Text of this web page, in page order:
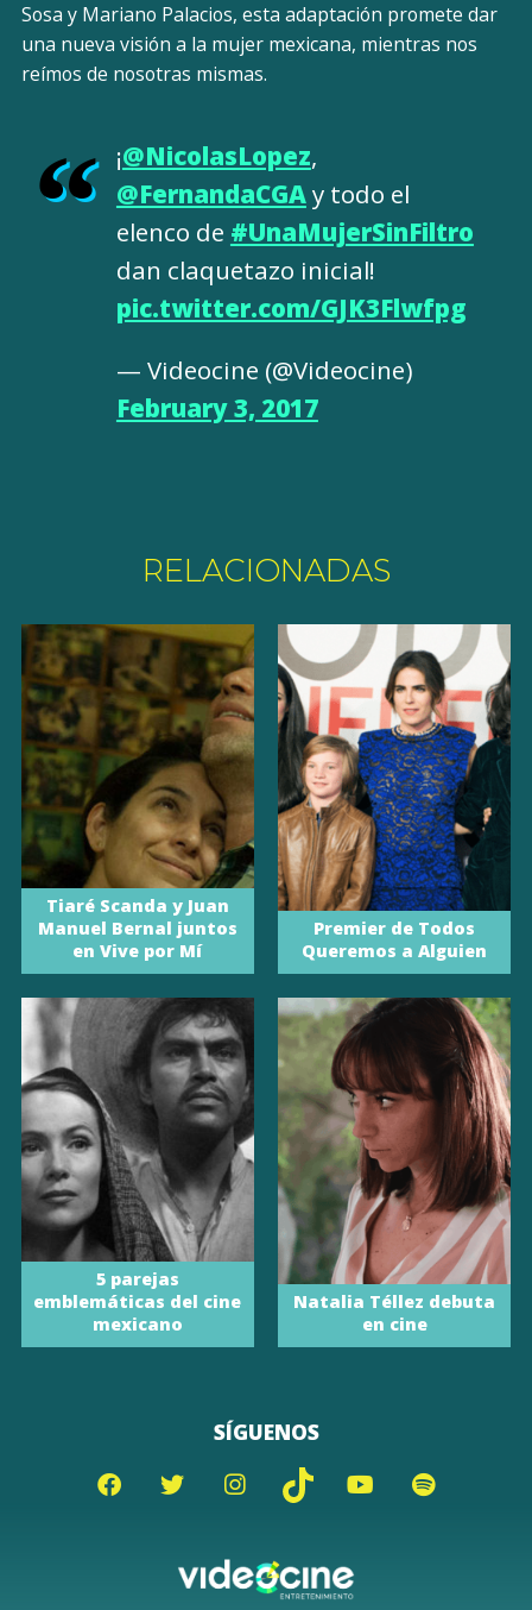
Sosa y Mariano Palacios, esta adaptación promete dar
una nueva visión a la mujer mexicana, mientras nos
reímos de nosotras mismas.
¡@NicolasLopez,
@FernandaCGAy todo el
elenco de #UnaMujerSinFiltro
dan claquetazo inicial!
pic.twitter.com/GJK3Flwfpg
— Videocine (@Videocine)
February 3, 2017
RELACIONADAS
Tiaré Scanda y Juan
Manuel Bernal juntos
en Vive por Mí
Premier de Todos
Queremos a Alguien
5 parejas
emblemáticas del cine
mexicano
Natalia Téllez debuta
en cine
SÍGUENOS